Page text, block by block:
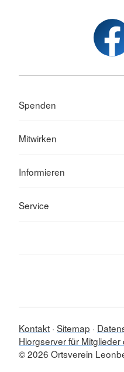
Spenden
Mitwirken
Informieren
Service
Kontakt Sitemap
Hiorgserver für
© 2026 Ortsverein